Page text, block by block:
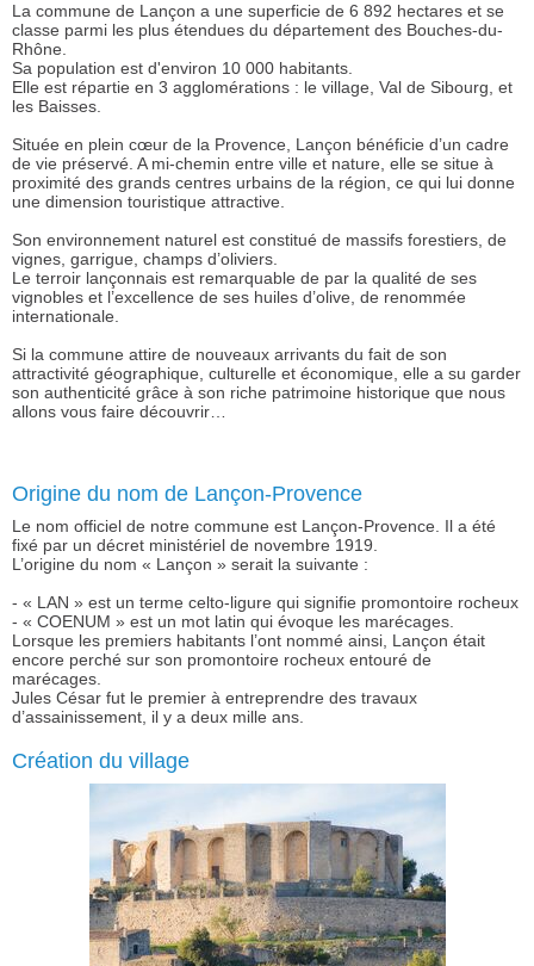
La commune de Lançon a une superficie de 6 892 hectares et se
classe parmi les plus étendues du département des Bouches-du-
Rhône.
Sa population est d'environ 10 000 habitants.
Elle est répartie en 3 agglomérations : le village, Val de Sibourg, et
les Baisses.
Située en plein cœur de la Provence, Lançon bénéficie d’un cadre
de vie préservé. A mi-chemin entre ville et nature, elle se situe à
proximité des grands centres urbains de la région, ce qui lui donne
une dimension touristique attractive.
Son environnement naturel est constitué de massifs forestiers, de
vignes, garrigue, champs d’oliviers.
Le terroir lançonnais est remarquable de par la qualité de ses
vignobles et l’excellence de ses huiles d’olive, de renommée
internationale.
Si la commune attire de nouveaux arrivants du fait de son
attractivité géographique, culturelle et économique, elle a su garder
son authenticité grâce à son riche patrimoine historique que nous
allons vous faire découvrir…
Origine du nom de Lançon-Provence
Le nom officiel de notre commune est Lançon-Provence. Il a été
fixé par un décret ministériel de novembre 1919.
L’origine du nom « Lançon » serait la suivante :
- « LAN » est un terme celto-ligure qui signifie promontoire rocheux
- « COENUM » est un mot latin qui évoque les marécages.
Lorsque les premiers habitants l’ont nommé ainsi, Lançon était
encore perché sur son promontoire rocheux entouré de
marécages.
Jules César fut le premier à entreprendre des travaux
d’assainissement, il y a deux mille ans.
Création du village